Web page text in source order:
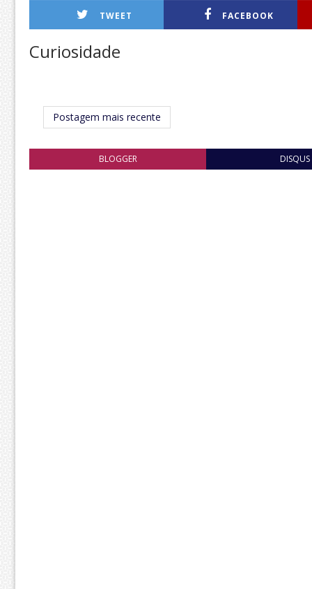
TWEET FACEBOOK
Curiosidade
Postagem mais recente
BLOGGER DISQUS